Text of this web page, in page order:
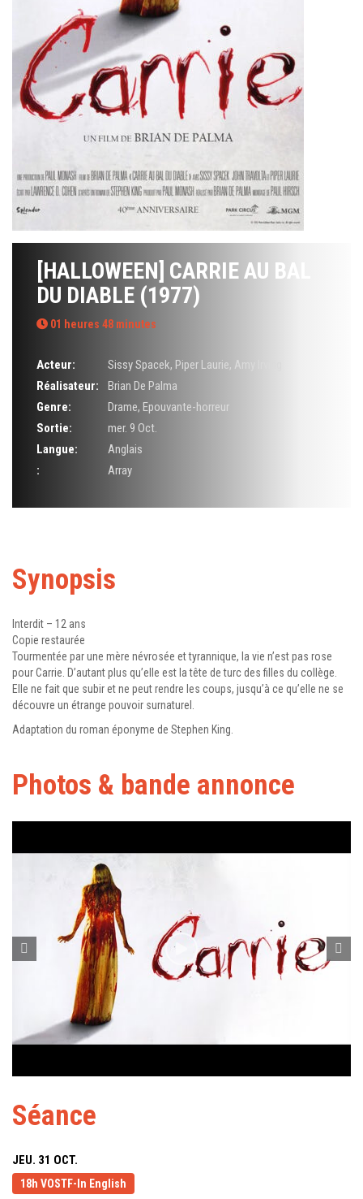
[HALLOWEEN] CARRIE AU BAL
DU DIABLE (1977)
01 heures 48 minutes
Acteur: Sissy Spacek, Piper Laurie, Amy Irving
Réalisateur:
Brian De Palma
Genre:
Drame, Epouvante-horreur
Sortie:
mer. 9 Oct.
Langue:
Anglais
:
Array
Synopsis
Interdit – 12 ans
Copie restaurée
Tourmentée par une mère névrosée et tyrannique, la vie n’est pas rose
pour Carrie. D’autant plus qu’elle est la tête de turc des filles du collège.
Elle ne fait que subir et ne peut rendre les coups, jusqu’à ce qu’elle ne se
découvre un étrange pouvoir surnaturel.
Adaptation du roman éponyme de Stephen King.
Photos & bande annonce
Séance
JEU. 31 OCT.
18h VOSTF-In English